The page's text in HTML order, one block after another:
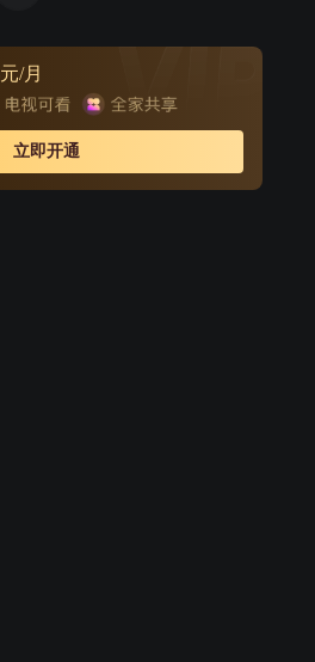
又一次的较量。
/月
立即开通